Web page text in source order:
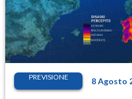
PREVISIONE 8 Agosto